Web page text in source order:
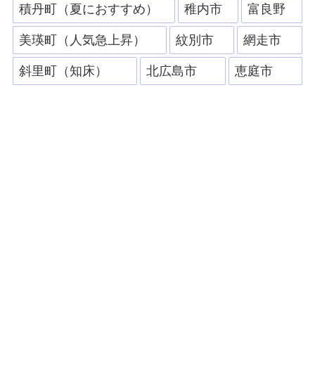
積丹町（夏におすすめ） 稚内市 富良野
美瑛町（人気急上昇） 紋別市 網走市
斜里町（知床） 北広島市 恵庭市